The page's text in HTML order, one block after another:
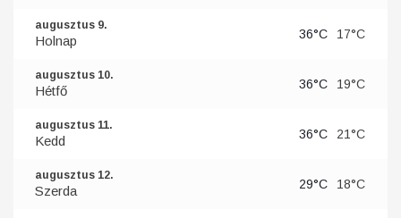
augusztus 9.
Holnap 36°C 17°C
augusztus 10.
Hétfő 36°C 19°C
augusztus 11.
Kedd 36°C 21°C
augusztus 12.
Szerda 29°C 18°C